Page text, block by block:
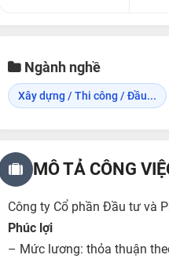
Ngành nghề
Xây dựng / Thi công / Đầu...
MÔ TẢ CÔNG
Công ty Cổ phần Đầu tư và
Phúc lợi
– Mức lương: thỏa thuận